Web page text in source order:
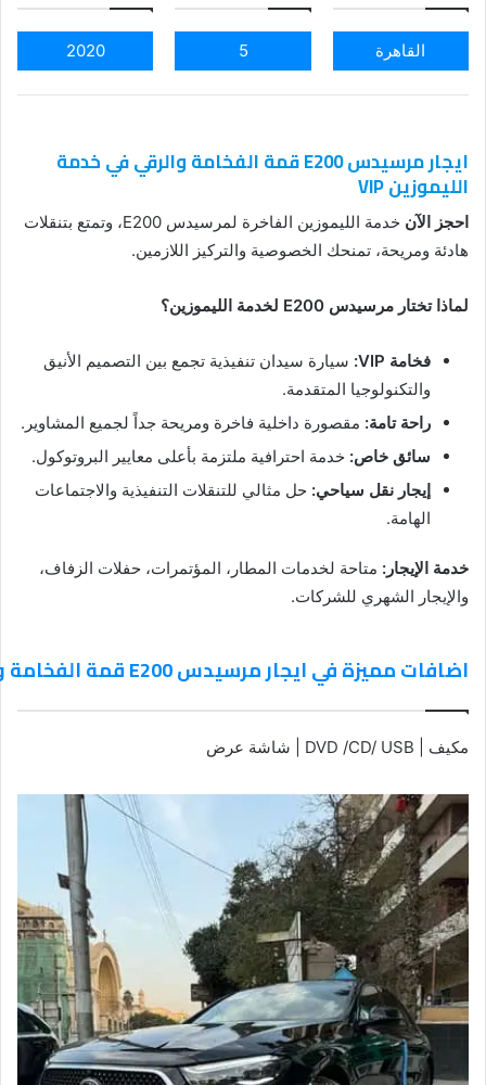
القاهرة 5
2020
ايجار مرسيدس E200 قمة الفخامة والرقي في خدمة
الليموزين VIP
احجز الآن
خدمة الليموزين الفاخرة لمرسيدس E200، وتمتع بتنقلات
هادئة ومريحة، تمنحك الخصوصية والتركيز اللازمين.
لماذا تختار مرسيدس E200 لخدمة الليموزين؟
فخامة VIP:
سيارة سيدان تنفيذية تجمع بين التصميم الأنيق
والتكنولوجيا المتقدمة.
راحة تامة: مقصورة داخلية فاخرة ومريحة جداً لجميع المشاوير.
سائق خاص: خدمة احترافية ملتزمة بأعلى معايير البروتوكول.
إيجار نقل سياحي: حل مثالي للتنقلات التنفيذية والاجتماعات
الهامة.
خدمة الإيجار: متاحة لخدمات المطار، المؤتمرات، حفلات الزفاف،
والإيجار الشهري للشركات.
اضافات مميزة في ايجار مرسيدس E200 قمة الفخامة والرقي في خدمة الليموزين VIP
مكيف | DVD /CD/ USB | شاشة عرض